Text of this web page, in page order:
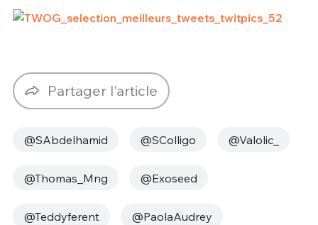
Partager l'article
@SAbdelhamid @SColligo @Valolic_
@Thomas_Mng @Exoseed
@Teddyferent @PaolaAudrey